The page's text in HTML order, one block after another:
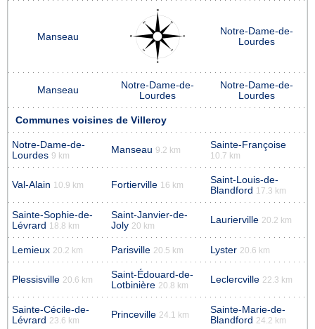
Manseau
Notre-Dame-de-
Lourdes
Manseau
Notre-Dame-de-
Lourdes
Notre-Dame-de-
Lourdes
Communes voisines de Villeroy
Notre-Dame-de-
Lourdes 9 km
Manseau 9.2 km Sainte-Françoise
10.7 km
Val-Alain 10.9 km Fortierville 16 km
Saint-Louis-de-
Blandford 17.3 km
Sainte-Sophie-de-
Lévrard 18.8 km
Saint-Janvier-de-
Joly 20 km
Laurierville 20.2 km
Lemieux 20.2 km Parisville 20.5 km Lyster 20.6 km
Plessisville 20.6 km
Saint-Édouard-de-
Lotbinière 20.8 km
Leclercville 22.3 km
Sainte-Cécile-de-
Lévrard 23.6 km
Princeville 24.1 km
Sainte-Marie-de-
Blandford 24.2 km